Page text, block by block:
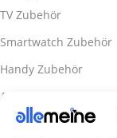
TV Zubehör
Smartwatch Zubehör
Handy Zubehör
Airpod Zubehör
Gamingsachen